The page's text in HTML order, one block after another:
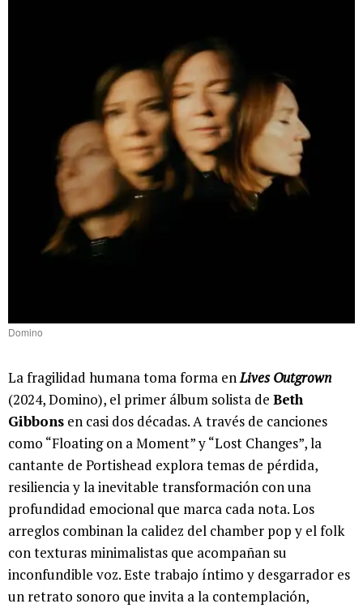
Domino
La fragilidad humana toma forma enLives Outgrown
(2024, Domino), el primer álbum solista de Beth
Gibbons en casi dos décadas. A través de canciones
como “Floating on a Moment” y “Lost Changes”, la
cantante de Portishead explora temas de pérdida,
resiliencia y la inevitable transformación con una
profundidad emocional que marca cada nota. Los
arreglos combinan la calidez del chamber pop y el folk
con texturas minimalistas que acompañan su
inconfundible voz. Este trabajo íntimo y desgarrador es
un retrato sonoro que invita a la contemplación,